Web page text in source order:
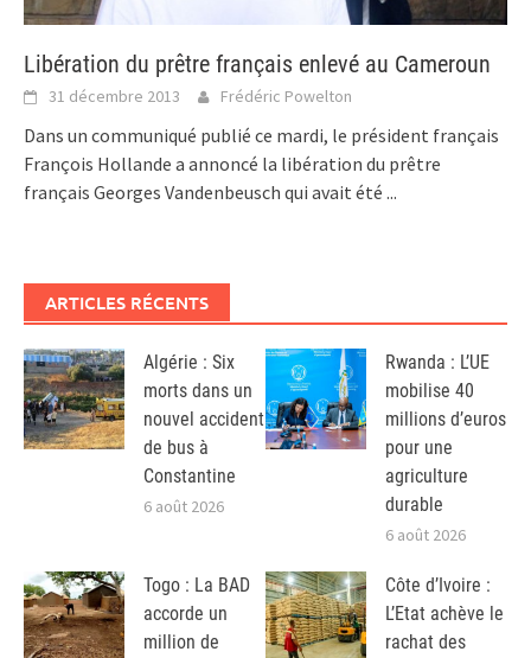
Libération du prêtre français enlevé au Cameroun
31 décembre 2013 Frédéric Powelton
Dans un communiqué publié ce mardi, le président français
François Hollande a annoncé la libération du prêtre
français Georges Vandenbeusch qui avait été ...
ARTICLES RÉCENTS
Algérie : Six
morts dans un
nouvel accident
de bus à
Constantine
6 août 2026
Rwanda : L’UE
mobilise 40
millions d’euros
pour une
agriculture
durable
6 août 2026
Togo : La BAD
accorde un
million de
Côte d’Ivoire :
L’Etat achève le
rachat des